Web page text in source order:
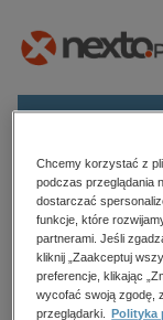
E-prasa
Kategorie
Zobacz wszystkie
biznesowe,
Strona główna
Renata
Chcemy korzystać z
podczas przeglądania
dostarczać
funkcje, które
partnerami. Jeśli
kliknij „Zaakceptuj
preferencje, klikając
wycofać swoją zgodę,
przeglądarki.
Polityka